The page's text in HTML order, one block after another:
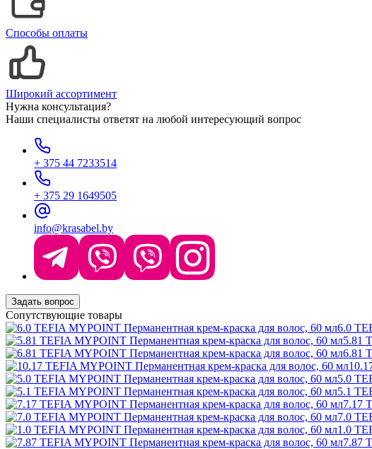
Способы оплаты
Широкий ассортимент
Нужна консультация?
Наши специалисты ответят на любой интересующий вопрос
+ 375 44 7233514
+ 375 29 1649505
info@krasabel.by
Задать вопрос
Сопутствующие товары
6.0
5.81
6.81
5.0
5.1
7.17
7.0
1.0
7.87